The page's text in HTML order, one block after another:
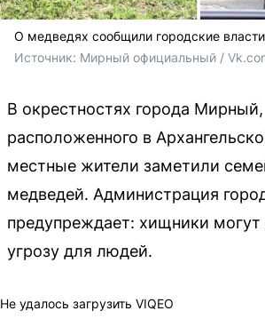
О медведях сообщили городские власти
Источник: Мирный официальный /
В окрестностях города Мирный,
расположенного в
местные жители заметили
медведей. Администрация
предупреждает: хищники могут
угрозу для людей.
Не удалось загрузить VIQEO